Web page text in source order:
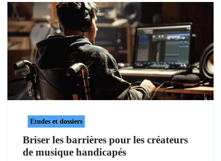
Etudes et dossiers
Briser les barrières pour les créateurs
de musique handicapés